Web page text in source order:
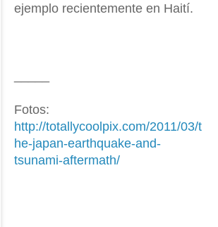
ejemplo recientemente en Haití.
Fotos:
http://totallycoolpix.com/2011/03/t
he-japan-earthquake-and-
tsunami-aftermath/